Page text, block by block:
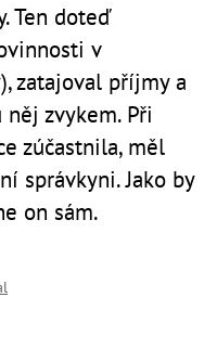
Ten doteď
v
zatajoval příjmy a
zvykem. Při
zúčastnila, měl
správkyni. Jako by
on sám.